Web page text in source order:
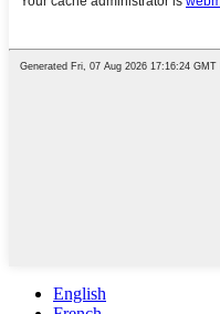
English